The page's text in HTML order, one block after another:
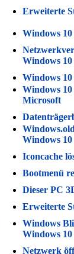
Erweiterte
Windows
Windows 10
Windows 10
Windows
Microsoft
Windows 10
Iconcache
Bootmenü
Dieser PC
Erweiterte
Windows
Windows 10
Netzwerk